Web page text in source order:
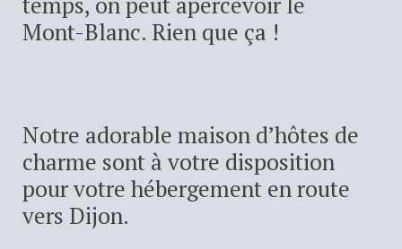
Mont-Blanc. Rien que ça !
Notre adorable maison d’hôtes de
charme sont à votre disposition
pour votre hébergement en route
vers Dijon.